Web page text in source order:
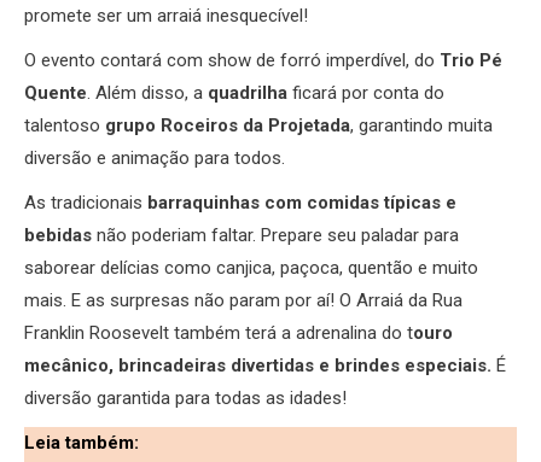
promete ser um arraiá inesquecível!
O evento contará com show de forró imperdível, do Trio Pé
Quente. Além disso, a quadrilha ficará por conta do
talentoso grupo Roceiros da Projetada, garantindo muita
diversão e animação para todos.
As tradicionais barraquinhas com comidas típicas e
bebidas não poderiam faltar. Prepare seu paladar para
saborear delícias como canjica, paçoca, quentão e muito
mais. E as surpresas não param por aí! O Arraiá da Rua
Franklin Roosevelt também terá a adrenalina do touro
mecânico, brincadeiras divertidas e brindes especiais. É
diversão garantida para todas as idades!
Leia também: